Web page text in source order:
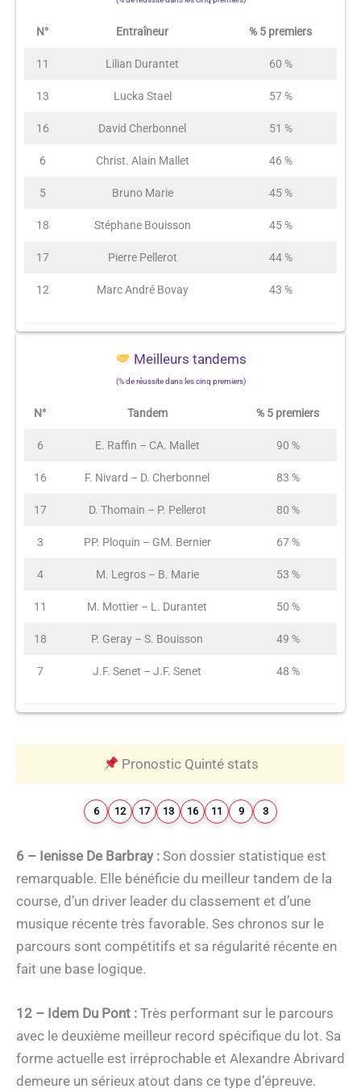
N° Entraîneur % 5 premiers
11 Lilian Durantet 60 %
13 Lucka Stael 57 %
16 David Cherbonnel 51 %
6 Christ. Alain Mallet 46 %
5 Bruno Marie 45 %
18 Stéphane Bouisson 45 %
17 Pierre Pellerot 44 %
12 Marc André Bovay 43 %
Meilleurs tandems
(% de réussite dans les cinq premiers)
N° Tandem % 5 premiers
6 E. Raffin – CA. Mallet 90 %
16 F. Nivard – D. Cherbonnel 83 %
17 D. Thomain – P. Pellerot 80 %
3 PP. Ploquin – GM. Bernier 67 %
4 M. Legros – B. Marie 53 %
11 M. Mottier – L. Durantet 50 %
18 P. Geray – S. Bouisson 49 %
7 J.F. Senet – J.F. Senet 48 %
Pronostic Quinté stats
6 12 17 13 16 11 9 3
6 – Ienisse De Barbray : Son dossier statistique est
remarquable. Elle bénéficie du meilleur tandem de la
course, d’un driver leader du classement et d’une
musique récente très favorable. Ses chronos sur le
parcours sont compétitifs et sa régularité récente en
fait une base logique.
12 – Idem Du Pont : Très performant sur le parcours
avec le deuxième meilleur record spécifique du lot. Sa
forme actuelle est irréprochable et Alexandre Abrivard
demeure un sérieux atout dans ce type d’épreuve.